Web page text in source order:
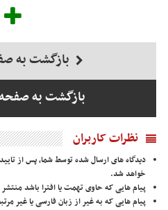
بازگشت به
بازگشت به
نظرات کاربران
دیدگاه های ارسال شده توسط شما، پس از
خواهد شد.
پیام هایی که حاوی تهمت یا افترا باشد
پیام هایی که به غیر از زبان فارسی یا غیر